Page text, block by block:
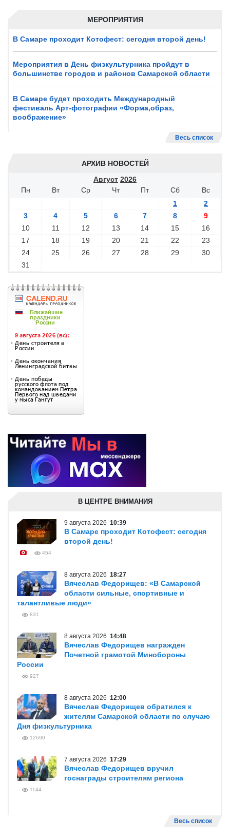
МЕРОПРИЯТИЯ
В Самаре проходит Котофест: сегодня второй день!
Мероприятия в День физкультурника пройдут в
большинстве городов и районов Самарской области
В Самаре будет проходить Международный
фестиваль Арт-фотографии «Форма,образ,
воображение»
Весь список
АРХИВ НОВОСТЕЙ
Август 2026
Пн
Вт Ср Чт Пт Сб
Вс
1
2
3
4 5 6 7 8
9
10
11 12 13 14 15
16
17
18 19 20 21 22
23
24
25 26 27 28 29
30
31
В ЦЕНТРЕ ВНИМАНИЯ
9 августа 2026 10:39
В Самаре проходит Котофест: сегодня
второй день!
454
8 августа 2026 18:27
Вячеслав Федорищев: «В Самарской
области сильные, спортивные и
талантливые люди»
831
8 августа 2026 14:48
Вячеслав Федорищев награжден
Почетной грамотой Минобороны
России
927
8 августа 2026 12:00
Вячеслав Федорищев обратился к
жителям Самарской области по случаю
Дня физкультурника
12690
7 августа 2026 17:29
Вячеслав Федорищев вручил
госнаграды строителям региона
1144
Весь список